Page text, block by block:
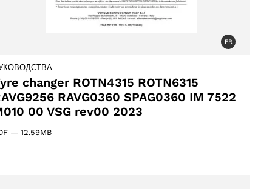
FR
changer ROTN4315 ROTN6315
RAVG0360 SPAG0360 IM 7522
00 VSG rev00 2023
— 12.59MB